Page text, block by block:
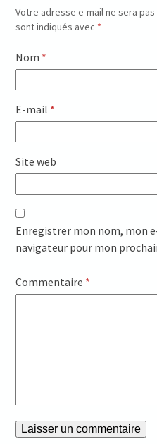
Votre adresse e-mail ne sera
sont indiqués avec *
Nom *
E-mail *
Site web
Enregistrer mon nom, mon
navigateur pour mon
Commentaire *